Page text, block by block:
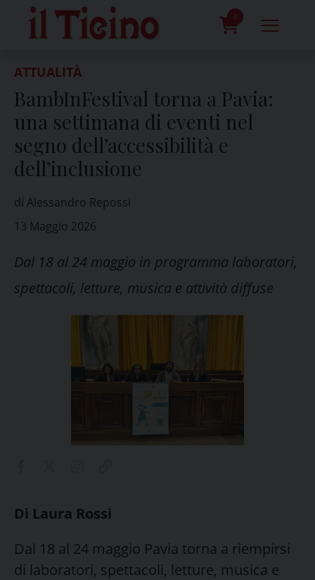
content
0
ATTUALITÀ
BambInFestival torna a Pavia:
una settimana di eventi nel
segno dell’accessibilità e
dell’inclusione
di Alessandro Repossi
13 Maggio 2026
Dal 18 al 24 maggio in programma laboratori,
spettacoli, letture, musica e attività diffuse
Di Laura Rossi
Dal 18 al 24 maggio Pavia torna a riempirsi
di laboratori, spettacoli, letture, musica e